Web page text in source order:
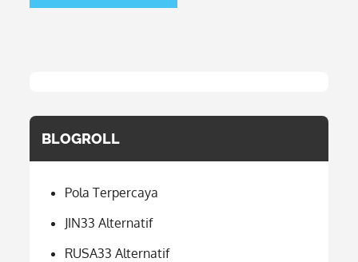
BLOGROLL
Pola Terpercaya
JIN33 Alternatif
RUSA33 Alternatif